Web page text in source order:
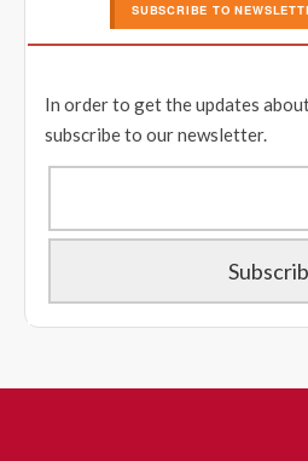
SUBSCRIBE TO
In order to get the updates
subscribe to our newsletter.